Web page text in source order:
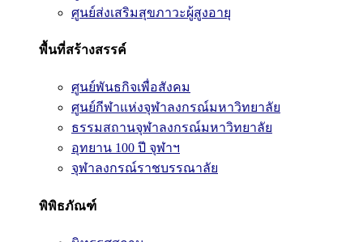
ศูนย์ส่งเสริมสุขภาวะผู้สูงอายุ
พื้นที่สร้างสรรค์
ศูนย์พันธกิจเพื่อสังคม
ศูนย์กีฬาแห่งจุฬาลงกรณ์มหาวิทยาลัย
ธรรมสถานจุฬาลงกรณ์มหาวิทยาลัย
อุทยาน 100 ปี จุฬาฯ
จุฬาลงกรณ์ราชบรรณาลัย
พิพิธภัณฑ์